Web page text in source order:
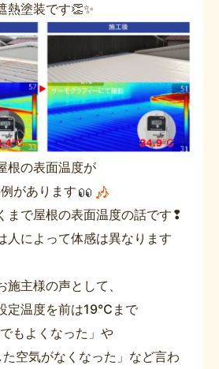
熱塗装です👏✨
根の表面温度が
があります
まで屋根の表面温度の話です❢
人によって体感は異なります
主様の声として、
定温度を前は19℃まで
もよくなった」や
た空気がなくなった」など言わ